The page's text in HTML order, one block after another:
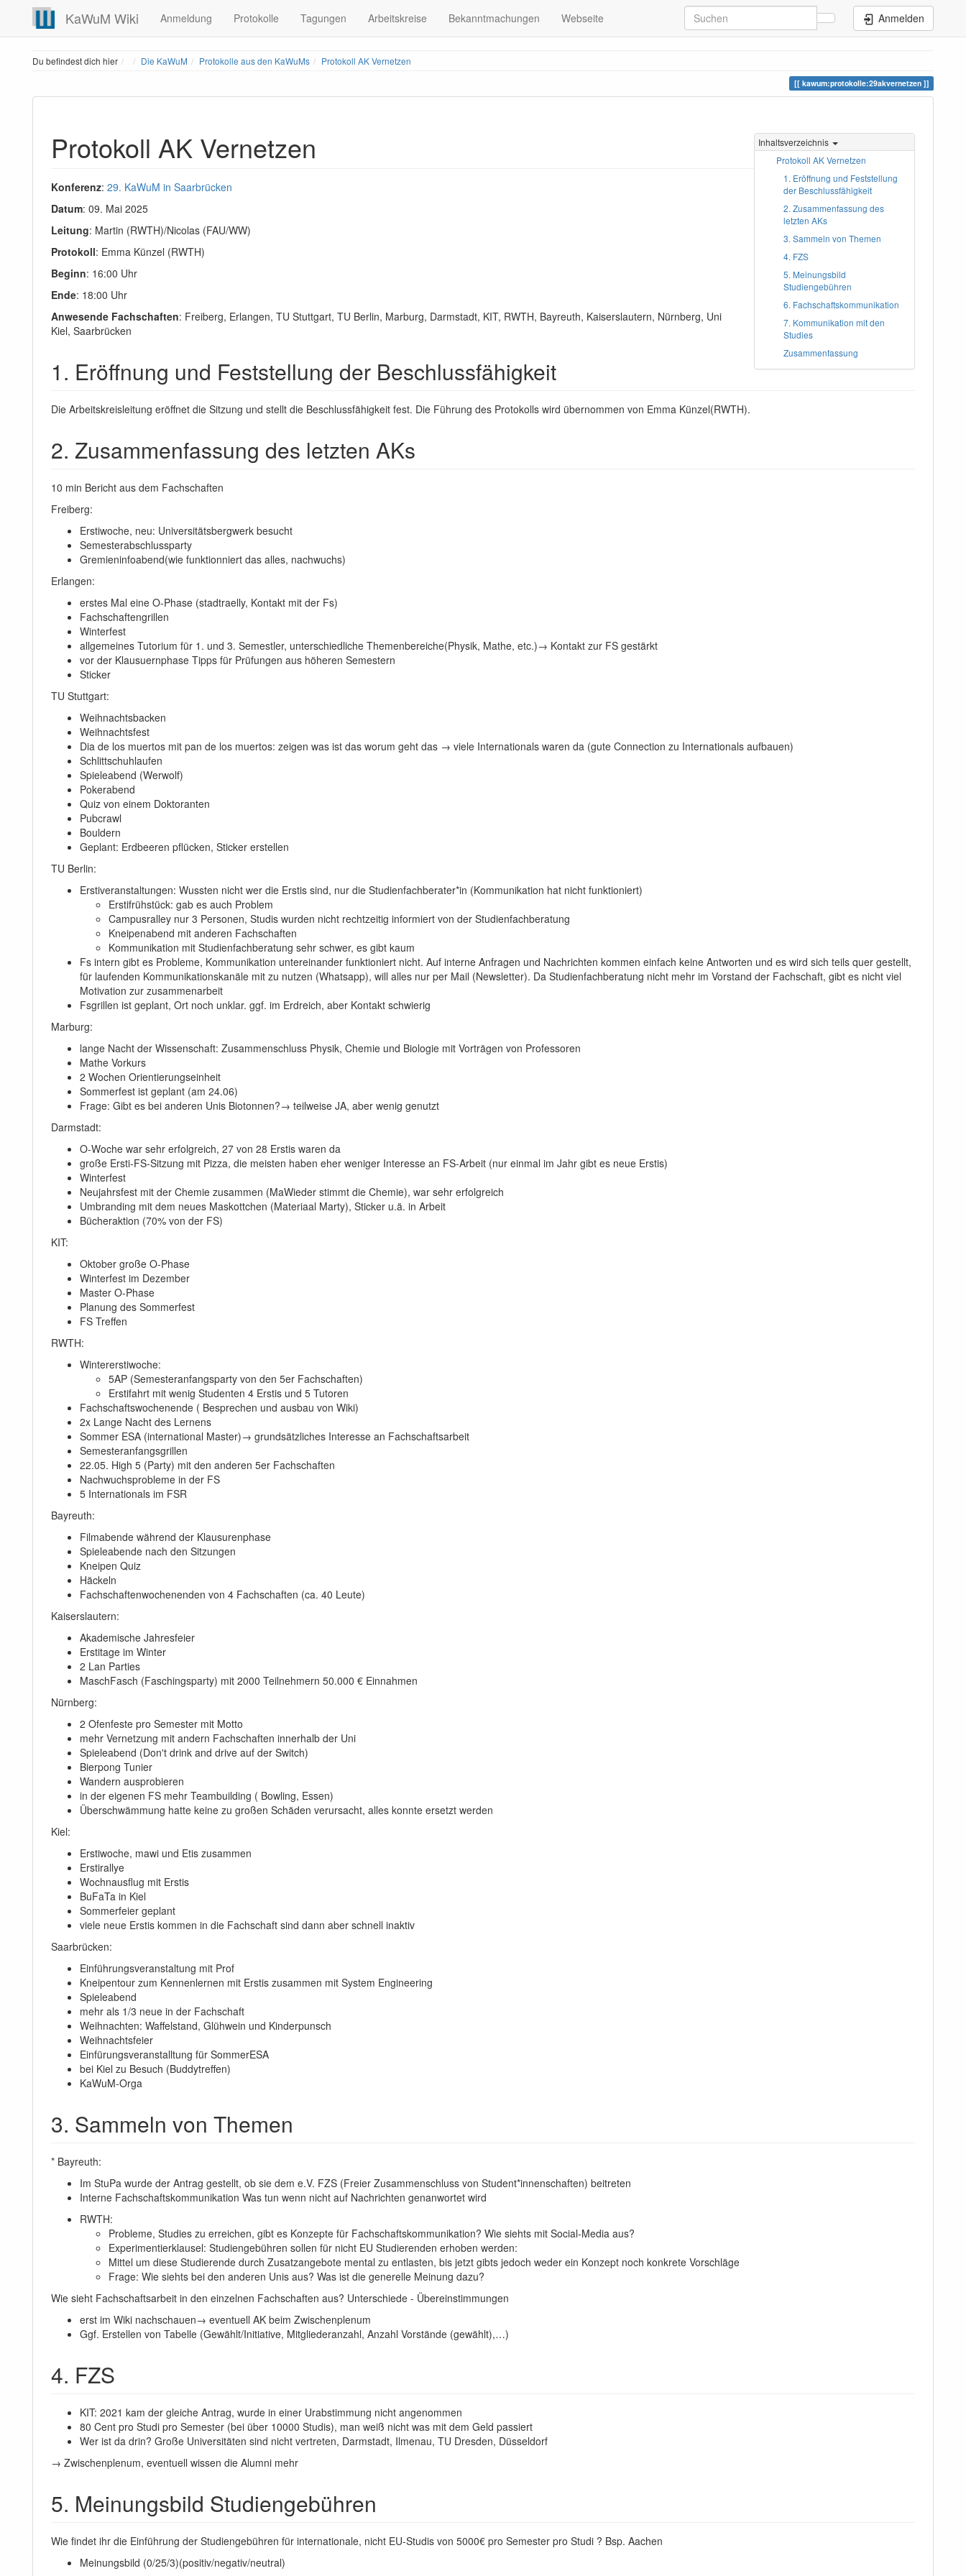
KaWuM Wiki Anmeldung Protokolle Tagungen Arbeitskreise Bekanntmachungen Webseite Anmelden
Du befindest dich hier HomeDie KaWuM Protokolle aus den KaWuMs Protokoll AK Vernetzen
kawum:protokolle:29akvernetzen
Inhaltsverzeichnis
Protokoll AK Vernetzen
1. Eröffnung und Feststellung
der Beschlussfähigkeit
2. Zusammenfassung des
letzten AKs
3. Sammeln von Themen
4. FZS
5. Meinungsbild
Studiengebühren
6. Fachschaftskommunikation
7. Kommunikation mit den
Studies
Zusammenfassung
Protokoll AK Vernetzen
Konferenz: 29. KaWuM in Saarbrücken
Datum: 09. Mai 2025
Leitung: Martin (RWTH)/Nicolas (FAU/WW)
Protokoll: Emma Künzel (RWTH)
Beginn: 16:00 Uhr
Ende: 18:00 Uhr
Anwesende Fachschaften: Freiberg, Erlangen, TU Stuttgart, TU Berlin, Marburg, Darmstadt, KIT, RWTH, Bayreuth, Kaiserslautern, Nürnberg, Uni
Kiel, Saarbrücken
1. Eröffnung und Feststellung der Beschlussfähigkeit
Die Arbeitskreisleitung eröffnet die Sitzung und stellt die Beschlussfähigkeit fest. Die Führung des Protokolls wird übernommen von Emma Künzel(RWTH).
2. Zusammenfassung des letzten AKs
10 min Bericht aus dem Fachschaften
Freiberg:
Erstiwoche, neu: Universitätsbergwerk besucht
Semesterabschlussparty
Gremieninfoabend(wie funktionniert das alles, nachwuchs)
Erlangen:
erstes Mal eine O-Phase (stadtraelly, Kontakt mit der Fs)
Fachschaftengrillen
Winterfest
allgemeines Tutorium für 1. und 3. Semestler, unterschiedliche Themenbereiche(Physik, Mathe, etc.)→ Kontakt zur FS gestärkt
vor der Klausuernphase Tipps für Prüfungen aus höheren Semestern
Sticker
TU Stuttgart:
Weihnachtsbacken
Weihnachtsfest
Dia de los muertos mit pan de los muertos: zeigen was ist das worum geht das → viele Internationals waren da (gute Connection zu Internationals aufbauen)
Schlittschuhlaufen
Spieleabend (Werwolf)
Pokerabend
Quiz von einem Doktoranten
Pubcrawl
Bouldern
Geplant: Erdbeeren pflücken, Sticker erstellen
TU Berlin:
Erstiveranstaltungen: Wussten nicht wer die Erstis sind, nur die Studienfachberater*in (Kommunikation hat nicht funktioniert)
Erstifrühstück: gab es auch Problem
Campusralley nur 3 Personen, Studis wurden nicht rechtzeitig informiert von der Studienfachberatung
Kneipenabend mit anderen Fachschaften
Kommunikation mit Studienfachberatung sehr schwer, es gibt kaum
Fs intern gibt es Probleme, Kommunikation untereinander funktioniert nicht. Auf interne Anfragen und Nachrichten kommen einfach keine Antworten und es wird sich teils quer gestellt,
für laufenden Kommunikationskanäle mit zu nutzen (Whatsapp), will alles nur per Mail (Newsletter). Da Studienfachberatung nicht mehr im Vorstand der Fachschaft, gibt es nicht viel
Motivation zur zusammenarbeit
Fsgrillen ist geplant, Ort noch unklar. ggf. im Erdreich, aber Kontakt schwierig
Marburg:
lange Nacht der Wissenschaft: Zusammenschluss Physik, Chemie und Biologie mit Vorträgen von Professoren
Mathe Vorkurs
2 Wochen Orientierungseinheit
Sommerfest ist geplant (am 24.06)
Frage: Gibt es bei anderen Unis Biotonnen?→ teilweise JA, aber wenig genutzt
Darmstadt:
O-Woche war sehr erfolgreich, 27 von 28 Erstis waren da
große Ersti-FS-Sitzung mit Pizza, die meisten haben eher weniger Interesse an FS-Arbeit (nur einmal im Jahr gibt es neue Erstis)
Winterfest
Neujahrsfest mit der Chemie zusammen (MaWieder stimmt die Chemie), war sehr erfolgreich
Umbranding mit dem neues Maskottchen (Materiaal Marty), Sticker u.ä. in Arbeit
Bücheraktion (70% von der FS)
KIT:
Oktober große O-Phase
Winterfest im Dezember
Master O-Phase
Planung des Sommerfest
FS Treffen
RWTH:
Wintererstiwoche:
5AP (Semesteranfangsparty von den 5er Fachschaften)
Erstifahrt mit wenig Studenten 4 Erstis und 5 Tutoren
Fachschaftswochenende ( Besprechen und ausbau von Wiki)
2x Lange Nacht des Lernens
Sommer ESA (international Master)→ grundsätzliches Interesse an Fachschaftsarbeit
Semesteranfangsgrillen
22.05. High 5 (Party) mit den anderen 5er Fachschaften
Nachwuchsprobleme in der FS
5 Internationals im FSR
Bayreuth:
Filmabende während der Klausurenphase
Spieleabende nach den Sitzungen
Kneipen Quiz
Häckeln
Fachschaftenwochenenden von 4 Fachschaften (ca. 40 Leute)
Kaiserslautern:
Akademische Jahresfeier
Erstitage im Winter
2 Lan Parties
MaschFasch (Faschingsparty) mit 2000 Teilnehmern 50.000 € Einnahmen
Nürnberg:
2 Ofenfeste pro Semester mit Motto
mehr Vernetzung mit andern Fachschaften innerhalb der Uni
Spieleabend (Don't drink and drive auf der Switch)
Bierpong Tunier
Wandern ausprobieren
in der eigenen FS mehr Teambuilding ( Bowling, Essen)
Überschwämmung hatte keine zu großen Schäden verursacht, alles konnte ersetzt werden
Kiel:
Erstiwoche, mawi und Etis zusammen
Erstirallye
Wochnausflug mit Erstis
BuFaTa in Kiel
Sommerfeier geplant
viele neue Erstis kommen in die Fachschaft sind dann aber schnell inaktiv
Saarbrücken:
Einführungsveranstaltung mit Prof
Kneipentour zum Kennenlernen mit Erstis zusammen mit System Engineering
Spieleabend
mehr als 1/3 neue in der Fachschaft
Weihnachten: Waffelstand, Glühwein und Kinderpunsch
Weihnachtsfeier
Einfürungsveranstalltung für SommerESA
bei Kiel zu Besuch (Buddytreffen)
KaWuM-Orga
3. Sammeln von Themen
* Bayreuth:
Im StuPa wurde der Antrag gestellt, ob sie dem e.V. FZS (Freier Zusammenschluss von Student*innenschaften) beitreten
Interne Fachschaftskommunikation Was tun wenn nicht auf Nachrichten genanwortet wird
RWTH:
Probleme, Studies zu erreichen, gibt es Konzepte für Fachschaftskommunikation? Wie siehts mit Social-Media aus?
Experimentierklausel: Studiengebühren sollen für nicht EU Studierenden erhoben werden:
Mittel um diese Studierende durch Zusatzangebote mental zu entlasten, bis jetzt gibts jedoch weder ein Konzept noch konkrete Vorschläge
Frage: Wie siehts bei den anderen Unis aus? Was ist die generelle Meinung dazu?
Wie sieht Fachschaftsarbeit in den einzelnen Fachschaften aus? Unterschiede - Übereinstimmungen
erst im Wiki nachschauen→ eventuell AK beim Zwischenplenum
Ggf. Erstellen von Tabelle (Gewählt/Initiative, Mitgliederanzahl, Anzahl Vorstände (gewählt),…)
4. FZS
KIT: 2021 kam der gleiche Antrag, wurde in einer Urabstimmung nicht angenommen
80 Cent pro Studi pro Semester (bei über 10000 Studis), man weiß nicht was mit dem Geld passiert
Wer ist da drin? Große Universitäten sind nicht vertreten, Darmstadt, Ilmenau, TU Dresden, Düsseldorf
→ Zwischenplenum, eventuell wissen die Alumni mehr
5. Meinungsbild Studiengebühren
Wie findet ihr die Einführung der Studiengebühren für internationale, nicht EU-Studis von 5000€ pro Semester pro Studi ? Bsp. Aachen
Meinungsbild (0/25/3)(positiv/negativ/neutral)